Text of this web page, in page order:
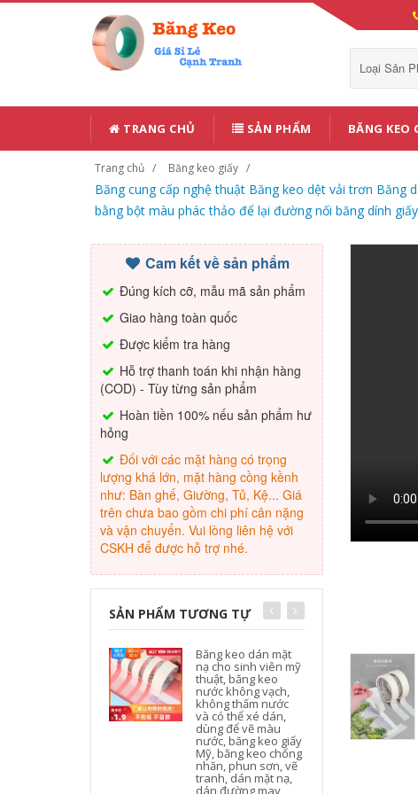
Loại Sản
TRANG CHỦ SẢN PHẨM BĂNG KEO
Trang chủ Băng keo giấy
Băng cung cấp nghệ thuật Băng keo dệt vải trơn Băng
bằng bột màu phác thảo để lại đường nối băng dính
Cam kết về sản phẩm
Đúng kích cỡ, mẫu mã sản phẩm
Giao hàng toàn quốc
Được kiểm tra hàng
Hỗ trợ thanh toán khi nhận hàng
(COD) - Tùy từng sản phẩm
Hoàn tiền 100% nếu sản phẩm hư
hỏng
Đối với các mặt hàng có trọng
lượng khá lớn, mặt hàng cồng kềnh
như: Bàn ghế, Giường, Tủ, Kệ... Giá
trên chưa bao gồm chi phí cân nặng
và vận chuyển. Vui lòng liên hệ với
CSKH để được hỗ trợ nhé.
SẢN PHẨM TƯƠNG TỰ
Băng keo dán mặt
nạ cho sinh viên mỹ
thuật, băng keo
nước không vạch,
không thấm nước
và có thể xé dán,
dùng để vẽ màu
nước, băng keo giấy
Mỹ, băng keo chống
nhăn, phun sơn, vẽ
tranh, dán mặt nạ,
dán đường may
Đỏ